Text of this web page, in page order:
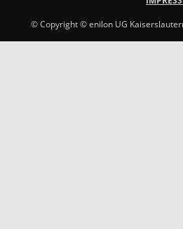
© Copyright © enilon UG